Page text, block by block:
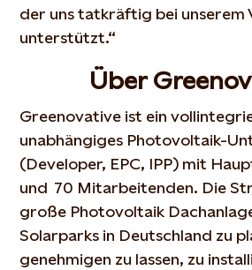
der uns tatkräftig bei unserem
unterstützt.“
Über
Greenovative ist ein
unabhängiges Photovoltaik-
(Developer, EPC, IPP) mit
und 70 Mitarbeitenden. Die
große Photovoltaik
Solarparks in Deutschland zu
genehmigen zu lassen, zu